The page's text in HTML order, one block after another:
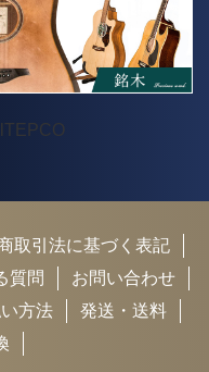
取引法に基づく表記
質問
お問い合わせ
方法
発送・送料